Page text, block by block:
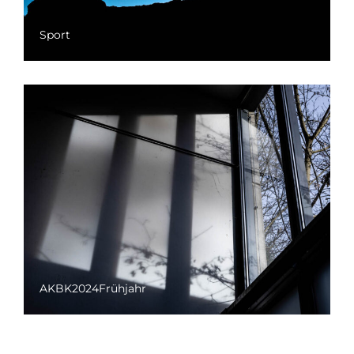
Sport
AKBK2024Frühjahr